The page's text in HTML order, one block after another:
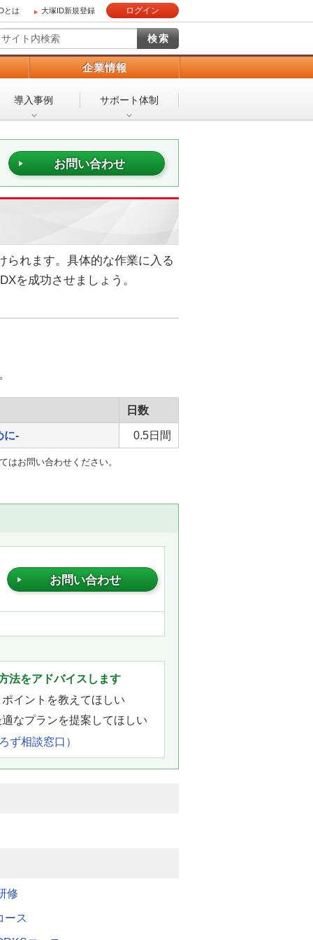
とは 大塚ID新規登録 ログイン
企業情報
導入事例 サポート体制
お問い合わせ
られます。具体的な作業に入る
を成功させましょう。
日数
に- 0.5日間
はお問い合わせください。
お問い合わせ
法をアドバイスします
イントを教えてほしい
なプランを提案してほしい
ず相談窓口）
修
ース